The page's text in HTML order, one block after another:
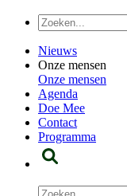
Nieuws
Onze mensen
Onze mensen
Agenda
Doe Mee
Contact
Programma